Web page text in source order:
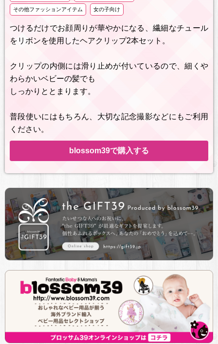
その他ファッションアイテム 女の子向け
つけるだけでお顔周りが華やかになる、繊細なチュール
をリボンを使用したヘアクリップ2本セット。
クリップの内側には滑り止めが付いているので、細くや
わらかいベビーの髪でも
しっかりととまります。
普段使いにはもちろん、大切な記念撮影などにもご利用
ください。
blossom39で購入する